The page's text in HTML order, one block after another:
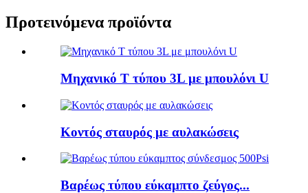
Προτεινόμενα προϊόντα
Μηχανικό Τ τύπου 3L με μπουλόνι U
Κοντός σταυρός με αυλακώσεις
Βαρέως τύπου εύκαμπτο ζεύγος...